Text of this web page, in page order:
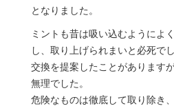
となりました。
ミントも昔は吸い込むようによ
し、取り上げられまいと必死でし
交換を提案したことがあります
無理でした。
危険なものは徹底して取り除き